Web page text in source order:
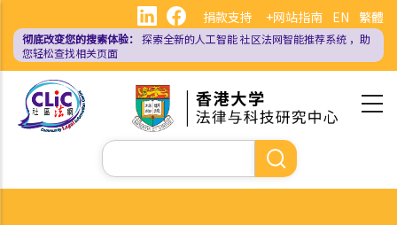
主
EN 繁體
捐款支持 +网站指南
彻底改变您的搜索体验： 探索全新的人工智能社区法网智能推荐系统 ，助
您轻松查找相关页面
搜
索